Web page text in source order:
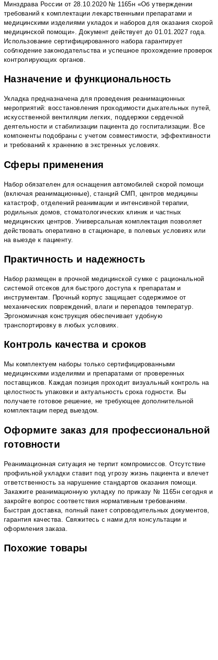
Минздрава России от 28.10.2020 № 1165н «Об утверждении
требований к комплектации лекарственными препаратами и
медицинскими изделиями укладок и наборов для оказания скорой
медицинской помощи». Документ действует до 01.01.2027 года.
Использование сертифицированного набора гарантирует
соблюдение законодательства и успешное прохождение проверок
контролирующих органов.
Назначение и функциональность
Укладка предназначена для проведения реанимационных
мероприятий: восстановления проходимости дыхательных путей,
искусственной вентиляции легких, поддержки сердечной
деятельности и стабилизации пациента до госпитализации. Все
компоненты подобраны с учетом совместимости, эффективности
и требований к хранению в экстренных условиях.
Сферы применения
Набор обязателен для оснащения автомобилей скорой помощи
(включая реанимационные), станций СМП, центров медицины
катастроф, отделений реанимации и интенсивной терапии,
родильных домов, стоматологических клиник и частных
медицинских центров. Универсальная комплектация позволяет
действовать оперативно в стационаре, в полевых условиях или
на выезде к пациенту.
Практичность и надежность
Набор размещен в прочной медицинской сумке с рациональной
системой отсеков для быстрого доступа к препаратам и
инструментам. Прочный корпус защищает содержимое от
механических повреждений, влаги и перепадов температур.
Эргономичная конструкция обеспечивает удобную
транспортировку в любых условиях.
Контроль качества и сроков
Мы комплектуем наборы только сертифицированными
медицинскими изделиями и препаратами от проверенных
поставщиков. Каждая позиция проходит визуальный контроль на
целостность упаковки и актуальность срока годности. Вы
получаете готовое решение, не требующее дополнительной
комплектации перед выездом.
Оформите заказ для профессиональной
готовности
Реанимационная ситуация не терпит компромиссов. Отсутствие
профильной укладки ставит под угрозу жизнь пациента и влечет
ответственность за нарушение стандартов оказания помощи.
Закажите реанимационную укладку по приказу № 1165н сегодня и
закройте вопрос соответствия нормативным требованиям.
Быстрая доставка, полный пакет сопроводительных документов,
гарантия качества. Свяжитесь с нами для консультации и
оформления заказа.
Похожие товары